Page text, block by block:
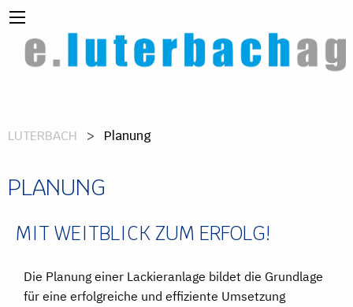
LUTERBACH Planung
PLANUNG
MIT WEITBLICK ZUM ERFOLG!
Die Planung einer Lackieranlage bildet die Grundlage
für eine erfolgreiche und effiziente Umsetzung